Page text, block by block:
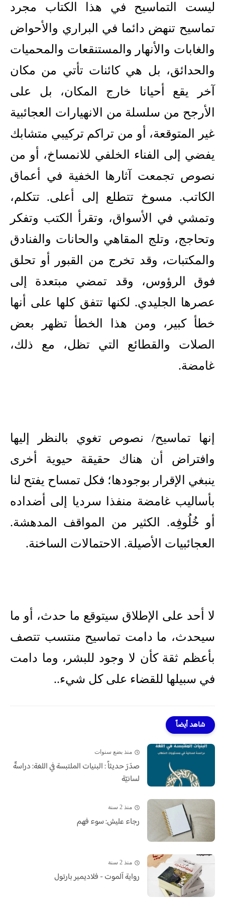
ليست التماسيح في هذا الكتاب مجرد
تماسيح تنهض دائما في البراري والأحواض
والغابات والأنهار والمستنقعات والمحميات
والحدائق، بل هي كائنات تأتي من مكان
آخر يقع أحيانا خارج المكان، بل على
الأرجح من سلسلة من الانهيارات العجائبية
غير المتوقعة، أو من تراكم تركيبي متشابك
يفضي إلى الفناء الخلفي للانمساخ، أو من
نصوص تجمعت آثارها الخفية في أعماق
الكاتب. مسوخ تتطلع إلى أعلى. تتكلم،
وتمشي في الأسواق، وتقرأ الكتب وتفكر
وتحاجج، وتلج المقاهي والحانات والفنادق
والمكتبات، وقد تخرج من القبور أو تحلق
فوق الرؤوس، وقد تمضي مبتعدة إلى
عصرها الجليدي. لكنها تتفق كلها على أنها
خطأ كبير، ومن هذا الخطأ تظهر بعض
الصلات والقطائع التي تظل، مع ذلك،
غامضة.
إنها تماسيح/ نصوص تغوي بالنظر إليها
وافتراض أن هناك حقيقة حيوية أخرى
ينبغي الإقرار بوجودها؛ فكل تمساح يفتح لنا
بأساليب غامضة منفذا سرديا إلى أضداده
أو خُلُوفِه. الكثير من المواقف المدهشة.
العجائبيات الأصيلة. الاحتمالات الساخنة.
لا أحد على الإطلاق سيتوقع ما حدث، أو ما
سيحدث، ما دامت تماسيح منتسب تتصف
بأعظم ثقة كأن لا وجود للبشر، وما دامت
في سبيلها للقضاء على كل شيء..
شاهد أيضاً
منذ بضع سنوات
صدَرَ حديثاً : البنيات الملتبسة في اللغة: دراسةٌ
لسانيّة
منذ 2 سنة
رجاء عليش: سوء فهم
منذ 2 سنة
رواية آلموت - فلاديمير بارتول